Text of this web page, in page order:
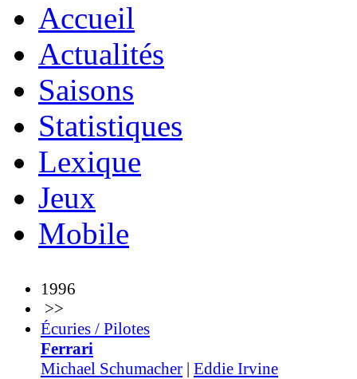
Accueil
Actualités
Saisons
Statistiques
Lexique
Jeux
Mobile
1996
>>
Écuries / Pilotes
Ferrari
Michael Schumacher | Eddie Irvine